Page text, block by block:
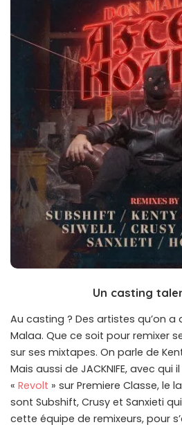
Un casting
Au casting ? Des artistes qu’on a
Malaa. Que ce soit pour remixer
sur ses mixtapes. On parle de
Mais aussi de JACKNIFE, avec qui
« Revolt » sur Premiere Classe, le
sont Subshift, Crusy et Sanxieti
cette équipe de remixeurs, pour